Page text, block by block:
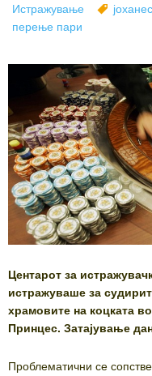
on
Истражување
Tags
перење пари
Центарот за
истражуваше за
храмовите на коцката
Принцес. Затајување
Проблематични се